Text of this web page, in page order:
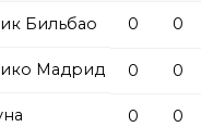
Бильбао 0 0
Мадрид 0 0
0 0